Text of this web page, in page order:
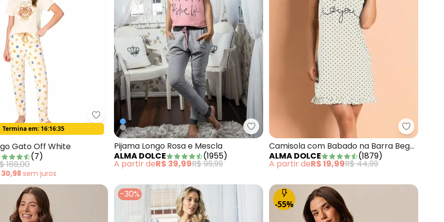
Cisne Carrot em Malha Essence CoralMalwee - Pijama Longo Gato Off White
Oferta relâmpago
Termina em: 16:16:33
Gato Off White
(7)
169,00
30,98 sem juros
Alma Dolce - Pijama Longo Rosa e Mescla
Pijama Longo Rosa e Mescla
ALMA DOLCE
(1955)
A partir deR$ 39,99R$ 99,99
Alma
Camisola com Babado na Barra Bege
com Poá
ALMA DOLCE (1879)
A partir deR$ 19,99R$ 44,99
-30%
-55%